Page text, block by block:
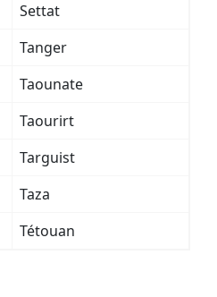
Settat
Tanger
Taounate
Taourirt
Targuist
Taza
Tétouan